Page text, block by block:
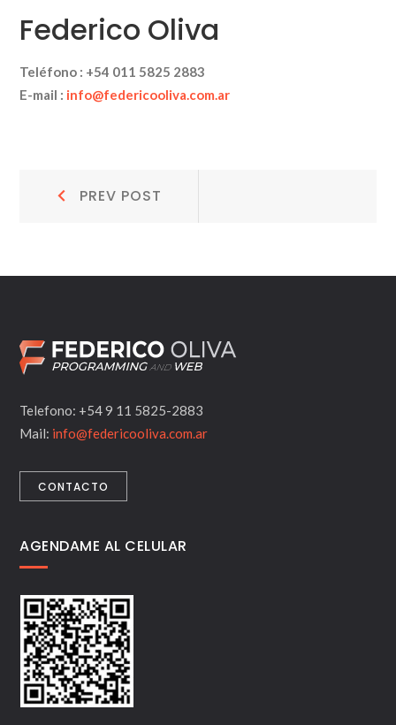
Federico Oliva
Teléfono : +54 011 5825 2883
E-mail : info@federicooliva.com.ar
Navegación
entradas
PREV POST
Telefono: +54 9 11 5825-2883
Mail: info@federicooliva.com.ar
CONTACTO
AGENDAME AL CELULAR